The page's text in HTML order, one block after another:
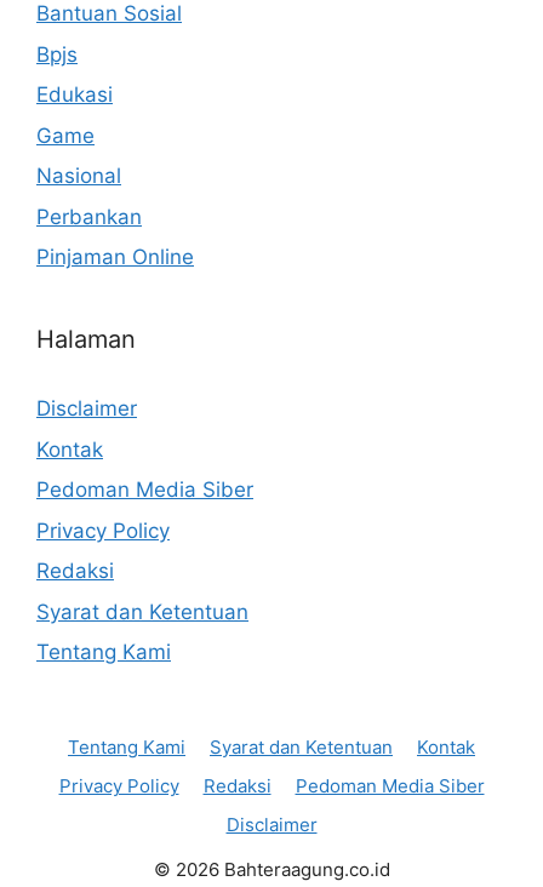
Bantuan Sosial
Bpjs
Edukasi
Game
Nasional
Perbankan
Pinjaman Online
Halaman
Disclaimer
Kontak
Pedoman Media Siber
Privacy Policy
Redaksi
Syarat dan Ketentuan
Tentang Kami
Tentang Kami Syarat dan Ketentuan
Kontak
Privacy Policy
Redaksi
Pedoman Media Siber
Disclaimer
© 2026 Bahteraagung.co.id